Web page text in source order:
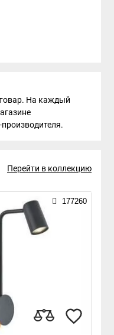
На каждый
Перейти в коллекцию
177260